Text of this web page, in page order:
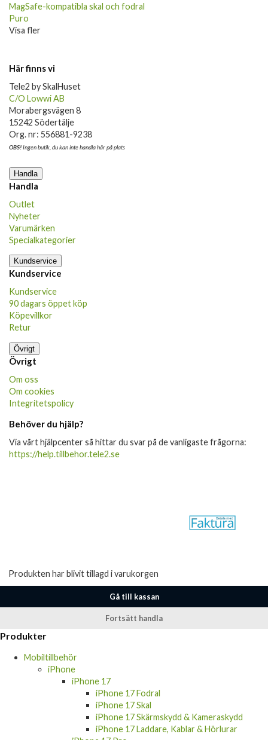
MagSafe-kompatibla skal och fodral
Puro
Visa fler
Här finns vi
Tele2 by SkalHuset
C/O Lowwi AB
Morabergsvägen 8
15242 Södertälje
Org. nr: 556881-9238
OBS!Ingen butik, du kan inte handla här på plats
Handla
Handla
Outlet
Nyheter
Varumärken
Specialkategorier
Kundservice
Kundservice
Kundservice
90 dagars öppet köp
Köpevillkor
Retur
Övrigt
Övrigt
Om oss
Om cookies
Integritetspolicy
Behöver du hjälp?
Via vårt hjälpcenter så hittar du svar på de vanligaste frågorna:
https://help.tillbehor.tele2.se
Produkten har blivit tillagd i varukorgen
Gå till kassan
Fortsätt handla
Produkter
Mobiltillbehör
iPhone
iPhone 17
iPhone 17 Fodral
iPhone 17 Skal
iPhone 17 Skärmskydd & Kameraskydd
iPhone 17 Laddare, Kablar & Hörlurar